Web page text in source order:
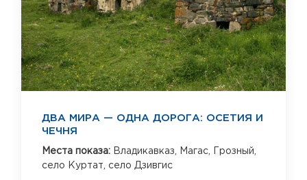
ДВА МИРА — ОДНА ДОРОГА: ОСЕТИЯ И
ЧЕЧНЯ
Места показа: Владикавказ, Магас,
Грозный,
село Куртат, село Дзивгис